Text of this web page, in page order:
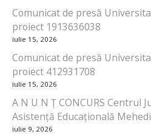
Comunicat de presă
proiect 1913636038
iulie 15, 2026
Comunicat de presă
proiect 412931708
iulie 15, 2026
A N U N Ț CONCURS Centrul
Asistență Educațională
iulie 9, 2026